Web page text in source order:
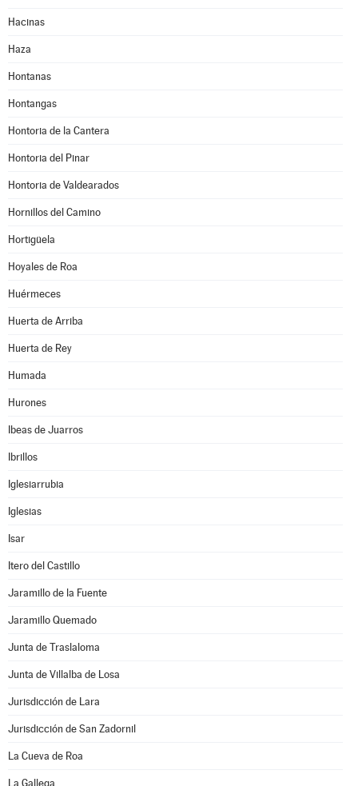
Hacinas
Haza
Hontanas
Hontangas
Hontoria de la Cantera
Hontoria del Pinar
Hontoria de Valdearados
Hornillos del Camino
Hortigüela
Hoyales de Roa
Huérmeces
Huerta de Arriba
Huerta de Rey
Humada
Hurones
Ibeas de Juarros
Ibrillos
Iglesiarrubia
Iglesias
Isar
Itero del Castillo
Jaramillo de la Fuente
Jaramillo Quemado
Junta de Traslaloma
Junta de Villalba de Losa
Jurisdicción de Lara
Jurisdicción de San Zadornil
La Cueva de Roa
La Gallega